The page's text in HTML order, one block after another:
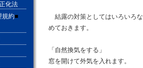
結露の対策としてはいろいろ
めておきます。
「自然換気をする」
窓を開けて外気を入れます。
化法
規約■